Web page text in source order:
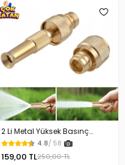
2 Li Metal Yüksek Basınç
Yağmurlamalı Hortum Ucu
4.8/ 58
159,00 TL250,00 TL